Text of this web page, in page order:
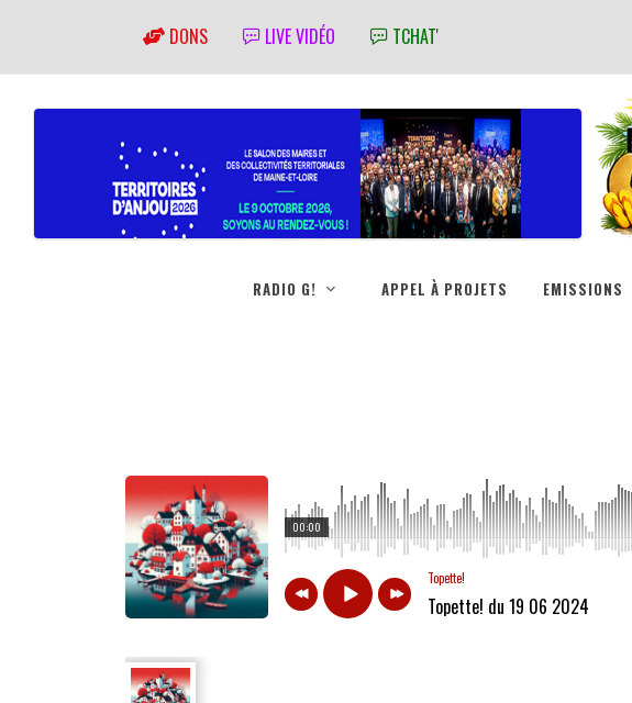
DONS LIVE VIDÉO TCHAT'
RADIO G! APPEL À PROJETS EMISSIONS
00:00
Topette!
Topette! du 19 06 2024